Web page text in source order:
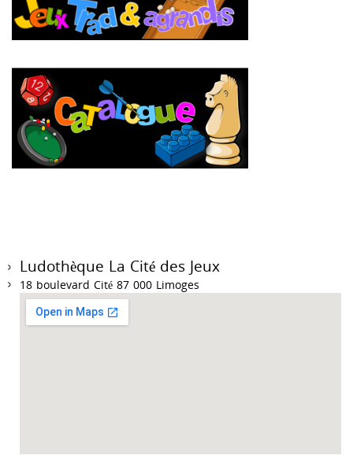
Ludothèque La Cité des Jeux
18 boulevard Cité 87 000 Limoges